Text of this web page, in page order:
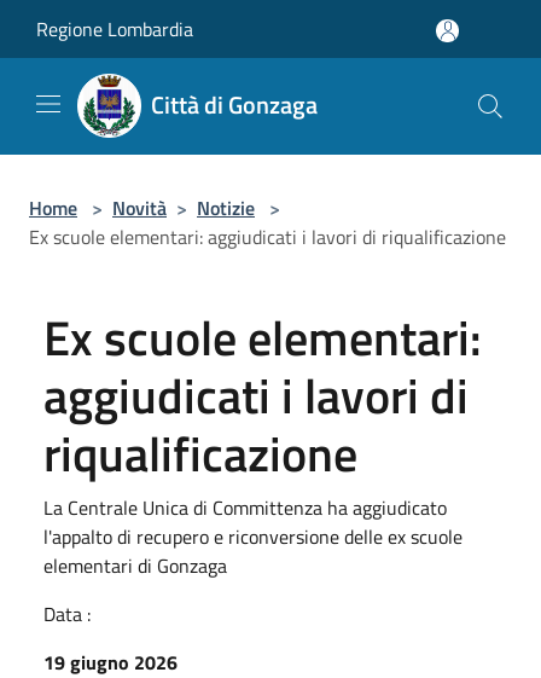
Regione Lombardia
Città di Gonzaga
Home > Novità > Notizie >
Ex scuole elementari: aggiudicati i lavori di riqualificazione
Ex scuole elementari:
aggiudicati i lavori di
riqualificazione
La Centrale Unica di Committenza ha aggiudicato
l'appalto di recupero e riconversione delle ex scuole
elementari di Gonzaga
Data :
19 giugno 2026